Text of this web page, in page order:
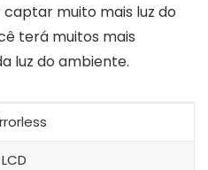
captar muito mais luz do
terá muitos mais
luz do ambiente.